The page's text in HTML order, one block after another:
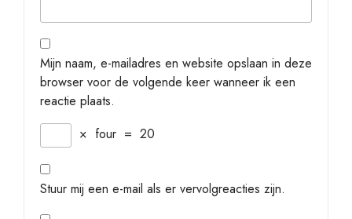
Mijn naam, e-mailadres en website opslaan in deze
browser voor de volgende keer wanneer ik een
reactie plaats.
× four = 20
Stuur mij een e-mail als er vervolgreacties zijn.